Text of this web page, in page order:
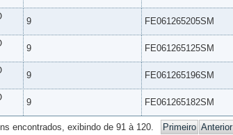
9 FE061265205SM
9 FE061265125SM
9 FE061265196SM
9 FE061265182SM
encontrados, exibindo de 91 à 120. Primeiro Anterior